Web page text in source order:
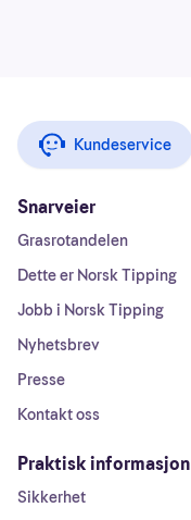
Kundeservice
Snarveier
Grasrotandelen
Dette er Norsk Tipping
Jobb i Norsk Tipping
Nyhetsbrev
Presse
Kontakt oss
Praktisk informasjon
Sikkerhet